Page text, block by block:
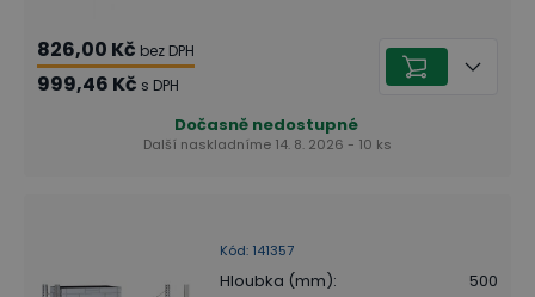
826,00 Kč bez DPH
999,46 Kč s DPH
Dočasně nedostupné
Další naskladníme 14. 8. 2026 - 10 ks
Kód: 141357
Hloubka (mm): 500